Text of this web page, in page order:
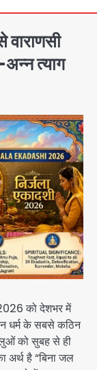
वाराणसी
त्याग
को देशभर में
धर्म के सबसे कठिन
को सुबह से ही
अर्थ है “बिना जल